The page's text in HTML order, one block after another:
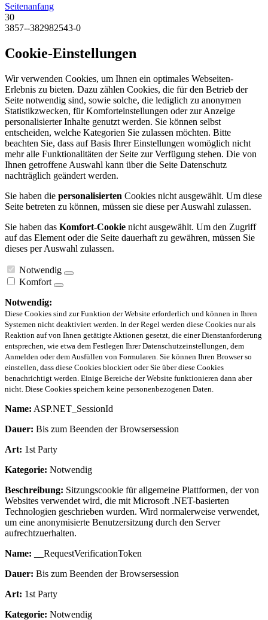
Seitenanfang
30
3857--382982543-0
Cookie-Einstellungen
Wir verwenden Cookies, um Ihnen ein optimales Webseiten-
Erlebnis zu bieten. Dazu zählen Cookies, die für den Betrieb der
Seite notwendig sind, sowie solche, die lediglich zu anonymen
Statistikzwecken, für Komforteinstellungen oder zur Anzeige
personalisierter Inhalte genutzt werden. Sie können selbst
entscheiden, welche Kategorien Sie zulassen möchten. Bitte
beachten Sie, dass auf Basis Ihrer Einstellungen womöglich nicht
mehr alle Funktionalitäten der Seite zur Verfügung stehen. Die von
Ihnen getroffene Auswahl kann über die Seite Datenschutz
nachträglich geändert werden.
Sie haben die personalisierten Cookies nicht ausgewählt. Um diese
Seite betreten zu können, müssen sie diese per Auswahl zulassen.
Sie haben das Komfort-Cookie nicht ausgewählt. Um den Zugriff
auf das Element oder die Seite dauerhaft zu gewähren, müssen Sie
dieses per Auswahl zulassen.
Notwendig
Komfort
Notwendig:
Diese Cookies sind zur Funktion der Website erforderlich und können in Ihren
Systemen nicht deaktiviert werden. In der Regel werden diese Cookies nur als
Reaktion auf von Ihnen getätigte Aktionen gesetzt, die einer Dienstanforderung
entsprechen, wie etwa dem Festlegen Ihrer Datenschutzeinstellungen, dem
Anmelden oder dem Ausfüllen von Formularen. Sie können Ihren Browser so
einstellen, dass diese Cookies blockiert oder Sie über diese Cookies
benachrichtigt werden. Einige Bereiche der Website funktionieren dann aber
nicht. Diese Cookies speichern keine personenbezogenen Daten.
Name: ASP.NET_SessionId
Dauer: Bis zum Beenden der Browsersession
Art: 1st Party
Kategorie: Notwendig
Beschreibung: Sitzungscookie für allgemeine Plattformen, der von
Websites verwendet wird, die mit Microsoft .NET-basierten
Technologien geschrieben wurden. Wird normalerweise verwendet,
um eine anonymisierte Benutzersitzung durch den Server
aufrechtzuerhalten.
Name: __RequestVerificationToken
Dauer: Bis zum Beenden der Browsersession
Art: 1st Party
Kategorie: Notwendig